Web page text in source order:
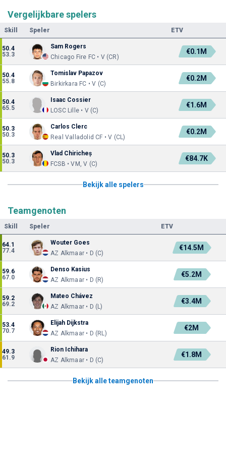
Vergelijkbare spelers
Skill Speler ETV
50.4
53.3
Sam Rogers
Chicago Fire FC • V (CR)
€0.1M
50.4
55.8
Tomislav Papazov
Birkirkara FC • V (C)
€0.2M
50.4
65.5
Isaac Cossier
LOSC Lille • V (C)
€1.6M
50.3
50.3
Carlos Clerc
Real Valladolid CF • V (CL)
€0.2M
50.3
50.3
Vlad Chiricheș
FCSB • VM, V (C)
€84.7K
Bekijk alle spelers
Teamgenoten
Skill Speler ETV
64.1
77.4
Wouter Goes
AZ Alkmaar • D (C)
€14.5M
59.6
67.0
Denso Kasius
AZ Alkmaar • D (R)
€5.2M
59.2
69.2
Mateo Chávez
AZ Alkmaar • D (L)
€3.4M
53.4
70.7
Elijah Dijkstra
AZ Alkmaar • D (RL)
€2M
49.3
61.9
Rion Ichihara
AZ Alkmaar • D (C)
€1.8M
Bekijk alle teamgenoten